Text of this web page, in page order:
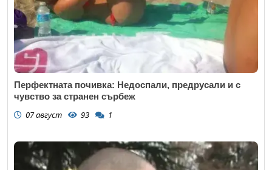
Перфектната почивка: Недоспали, предрусали и с
чувство за странен сърбеж
07 август 93 1